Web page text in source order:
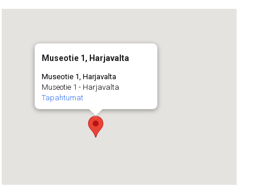
Museotie 1, Harjavalta
Museotie 1, Harjavalta
Museotie 1 - Harjavalta
Tapahtumat